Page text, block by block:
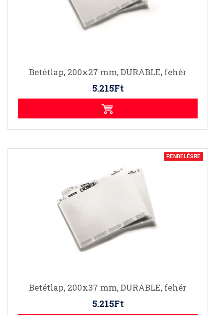
Betétlap, 200x27 mm, DURABLE, fehér
5.215Ft
RENDELÉSRE
Betétlap, 200x37 mm, DURABLE, fehér
5.215Ft